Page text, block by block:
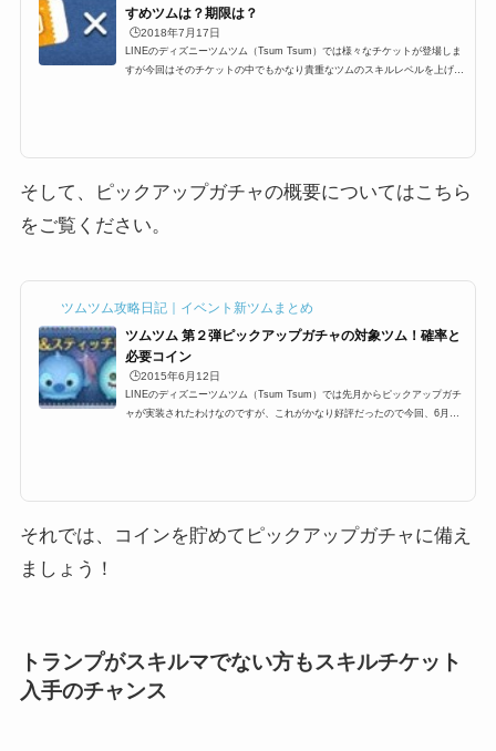
すめツムは？期限は？
🕒️2018年7月17日
LINEのディズニーツムツム（Tsum Tsum）では様々なチケットが登場しま
すが今回はそのチケットの中でもかなり貴重なツムのスキルレベルを上げる
効果があるの？では、スキ...
そして、ピックアップガチャの概要についてはこちら
をご覧ください。
ツムツム攻略日記｜イベント新ツムまとめ
ツムツム 第２弾ピックアップガチャの対象ツム！確率と
必要コイン
🕒️2015年6月12日
LINEのディズニーツムツム（Tsum Tsum）では先月からピックアップガチ
ャが実装されたわけなのですが、これがかなり好評だったので今回、6月に
5月で人気のハチプー、アナ...
それでは、コインを貯めてピックアップガチャに備え
ましょう！
トランプがスキルマでない方もスキルチケット
入手のチャンス